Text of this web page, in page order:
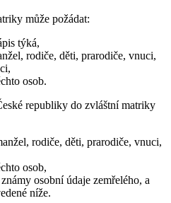
může požádat:
týká,
rodiče, děti, prarodiče, vnuci,
osob.
republiky do zvláštní matriky
rodiče, děti, prarodiče, vnuci,
osob,
osobní údaje zemřelého, a
níže.